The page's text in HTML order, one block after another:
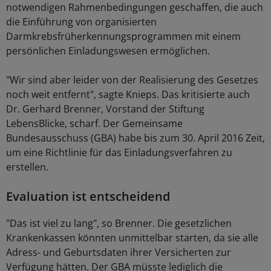
notwendigen Rahmenbedingungen geschaffen, die auch
die Einführung von organisierten
Darmkrebsfrüherkennungsprogrammen mit einem
persönlichen Einladungswesen ermöglichen.
"Wir sind aber leider von der Realisierung des Gesetzes
noch weit entfernt", sagte Knieps. Das kritisierte auch
Dr. Gerhard Brenner, Vorstand der Stiftung
LebensBlicke, scharf. Der Gemeinsame
Bundesausschuss (GBA) habe bis zum 30. April 2016 Zeit,
um eine Richtlinie für das Einladungsverfahren zu
erstellen.
Evaluation ist entscheidend
"Das ist viel zu lang", so Brenner. Die gesetzlichen
Krankenkassen könnten unmittelbar starten, da sie alle
Adress- und Geburtsdaten ihrer Versicherten zur
Verfügung hätten. Der GBA müsste lediglich die